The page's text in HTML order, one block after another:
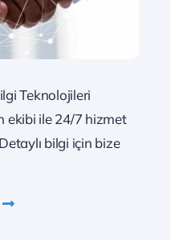
Teknolojileri
ekibi ile 24/7 hizmet
bilgi için bize